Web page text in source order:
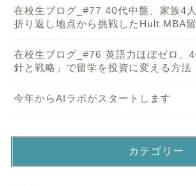
在校生ブログ_#77 40代中盤、家族4
折り返し地点から挑戦したHult MBA
在校生ブログ_#76 英語力ほぼゼロ、
針と戦略」で留学を投資に変える方法
今年からAIラボがスタートします
カテゴリー